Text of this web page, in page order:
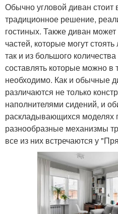
Обычно угловой диван стоит
традиционное решение,
гостиных. Также диван может
частей, которые могут
так и из большого
составлять которые можно в
необходимо. Как и обычные
различаются не только
наполнителями сидений, и
раскладывающихся моделях
разнообразные механизмы
все из них встречаются у